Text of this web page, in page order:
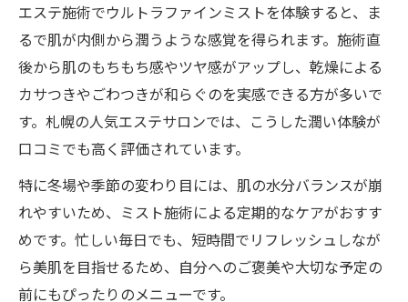
エステ施術でウルトラファインミストを体験すると、ま
るで肌が内側から潤うような感覚を得られます。施術直
後から肌のもちもち感やツヤ感がアップし、乾燥による
カサつきやごわつきが和らぐのを実感できる方が多いで
す。札幌の人気エステサロンでは、こうした潤い体験が
口コミでも高く評価されています。
特に冬場や季節の変わり目には、肌の水分バランスが崩
れやすいため、ミスト施術による定期的なケアがおすす
めです。忙しい毎日でも、短時間でリフレッシュしなが
ら美肌を目指せるため、自分へのご褒美や大切な予定の
前にもぴったりのメニューです。